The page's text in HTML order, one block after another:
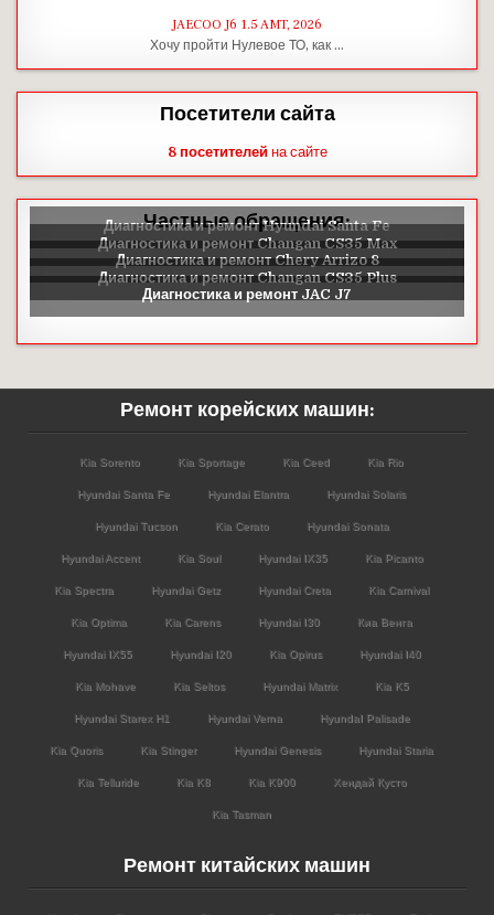
JAECOO J6 1.5 AMT, 2026
Хочу пройти Нулевое ТО, как …
Посетители сайта
8 посетителейна сайте
Частные обращения:
Ремонт корейских машин:
Kia Sorento Kia Sportage Kia Ceed Kia Rio
Hyundai Santa Fe Hyundai Elantra Hyundai Solaris
Hyundai Tucson Kia Cerato Hyundai Sonata
Hyundai Accent Kia Soul Hyundai IX35 Kia Picanto
Kia Spectra Hyundai Getz Hyundai Creta Kia Carnival
Kia Optima Kia Carens Hyundai I30 Киа Венга
Hyundai IX55 Hyundai I20 Kia Opirus Hyundai I40
Kia Mohave Kia Seltos Hyundai Matrix Kia K5
Hyundai Starex H1 Hyundai Verna HyundaI Palisade
Kia Quoris Kia Stinger Hyundai Genesis Hyundai Staria
Kia Telluride Kia K8 Kia K900 Хендай Кусто
Kia Tasman
Ремонт китайских машин